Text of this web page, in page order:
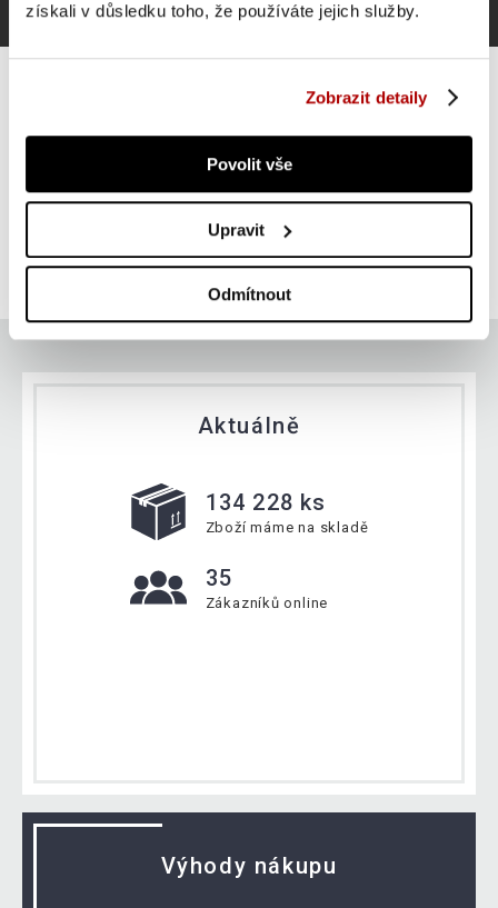
získali v důsledku toho, že používáte jejich služby.
Zobrazit detaily
Povolit vše
Upravit
Odmítnout
Gorilla Sports Litinový zátěžový kotouč, stříbrná, 5 kg
SUPER CENA
329 Kč
skladem
Aktuálně
134 228 ks
Zboží máme na skladě
35
Zákazníků online
Výhody nákupu